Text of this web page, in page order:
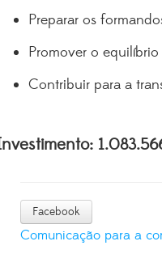
Preparar os
Promover o
Contribuir para a
Facebook
Comunicação para a